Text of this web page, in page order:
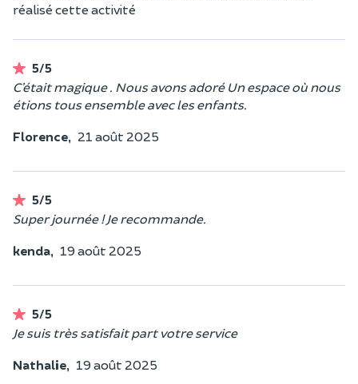
réalisé cette activité
5/5
C’était magique . Nous avons adoré Un espace où nous
étions tous ensemble avec les enfants.
Florence, 21 août 2025
5/5
Super journée ! Je recommande.
kenda, 19 août 2025
5/5
Je suis très satisfait part votre service
Nathalie, 19 août 2025